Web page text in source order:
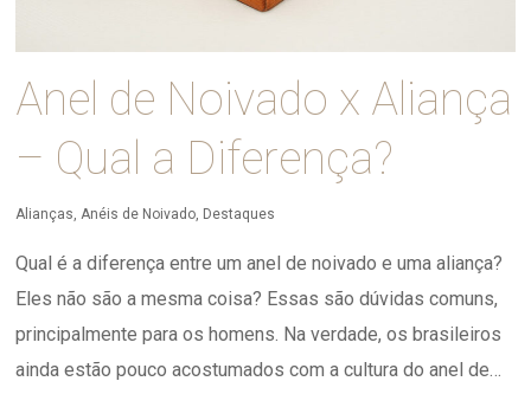
Anel de Noivado x Aliança
– Qual a Diferença?
Alianças,Anéis de Noivado, Destaques
Qual é a diferença entre um anel de noivado e uma aliança?
Eles não são a mesma coisa? Essas são dúvidas comuns,
principalmente para os homens. Na verdade, os brasileiros
ainda estão pouco acostumados com a cultura do anel de…